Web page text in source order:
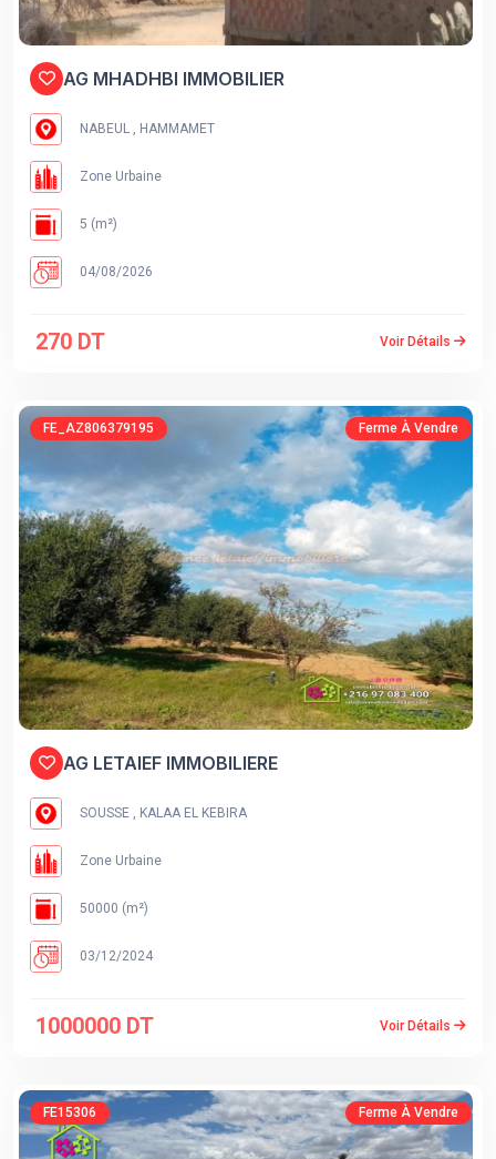
AG MHADHBI IMMOBILIER
NABEUL , HAMMAMET
Zone Urbaine
5 (m²)
04/08/2026
270 DT Voir Détails
FE_AZ806379195 Ferme À Vendre
AG LETAIEF IMMOBILIERE
SOUSSE , KALAA EL KEBIRA
Zone Urbaine
50000 (m²)
03/12/2024
1000000 DT Voir Détails
FE15306 Ferme À Vendre